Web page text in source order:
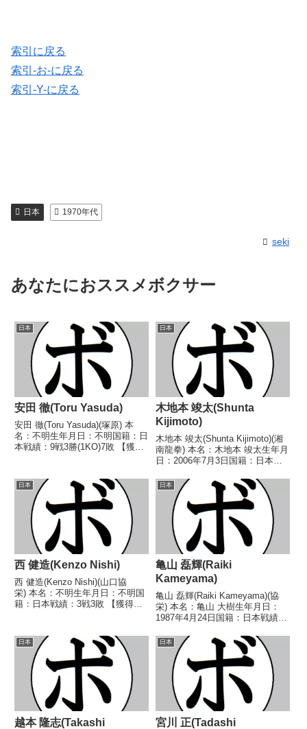
索引に戻る
索引-お-に戻る
索引-Y-に戻る
日本 1970年代
seki
あなたにおススメボクサー
日本
安田 徹(Toru Yasuda)
安田 徹(Toru Yasuda)(塚原) 本
名：不明生年月日：不明国籍：日
本戦績：9戦3勝(1KO)7敗 【獲得
1966/11/19 ○4R判定 (採点不
明) 原田 元七(平安)■196...
日本
木地本 竣太(Shunta
Kijimoto)
木地本 竣太(Shunta Kijimoto)(湘
南龍拳) 本名：木地本 竣太生年月
日：2006年7月3日国籍：日本戦
なし 【戦歴】2025/11/16 △4R
判定 1-1(39-37、37-39、38-3...
日本
西 健造(Kenzo Nishi)
西 健造(Kenzo Nishi)(山口協
栄) 本名：不明生年月日：不明国
籍：日本戦績：3戦3敗 【獲得タ
明) 波津久 中(大
分)1980/11/20 ●2RKO 新井 容
日(...
日本
亀山 磊輝(Raiki
Kameyama)
亀山 磊輝(Raiki Kameyama)(協
栄) 本名：亀山 大樹生年月日：
1987年4月24日国籍：日本戦績：
ル】なし 【戦歴】2005/10/30
○4R判定 3-0(39-37、39-37、
39-...
日本
越本 隆志(Takashi
日本
宮川 正(Tadashi